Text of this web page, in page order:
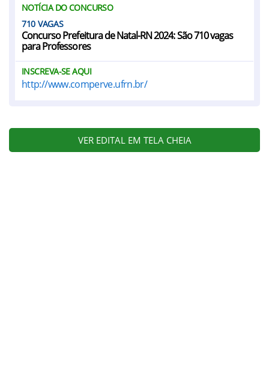
NOTÍCIA DO CONCURSO
710
Concurso Prefeitura de Natal-RN 2024: São 710 vagas
para Professores
INSCREVA-SE AQUI
http://www.comperve.ufrn.br/
VER EDITAL EM TELA CHEIA